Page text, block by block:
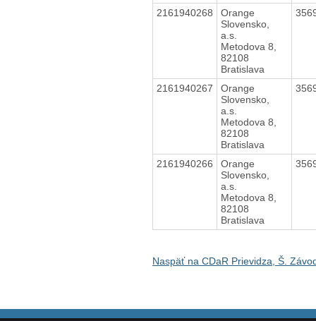
2161940268
Orange
Slovensko,
a.s.
Metodova 8,
82108
Bratislava
2161940267
Orange
Slovensko,
a.s.
Metodova 8,
82108
Bratislava
2161940266
Orange
Slovensko,
a.s.
Metodova 8,
82108
Bratislava
Naspäť na CDaR Prievidza, Š.